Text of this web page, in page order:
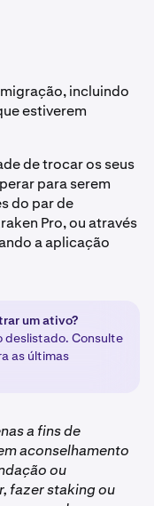
incluindo
estiverem
de trocar os seus
para serem
do par de
Pro, ou através
a aplicação
um ativo?
deslistado. Consulte
as últimas
a fins de
aconselhamento
ou
fazer staking ou